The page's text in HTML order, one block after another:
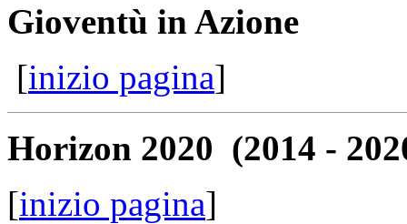
Gioventù in Azione
[inizio pagina]
Horizon 2020 (2014 -
[inizio pagina]